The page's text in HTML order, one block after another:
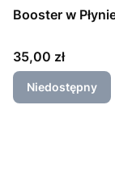
Booster w
Cena
35,00 zł
Niedostępny